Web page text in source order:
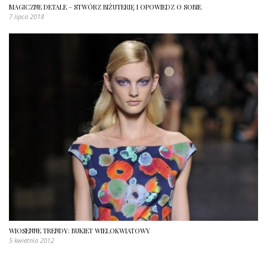
MAGICZNE DETALE – STWÓRZ BIŻUTERIĘ I OPOWIEDZ O SOBIE
7 lipca 2018
WIOSENNE TRENDY: BUKIET WIELOKWIATOWY
5 kwietnia 2012